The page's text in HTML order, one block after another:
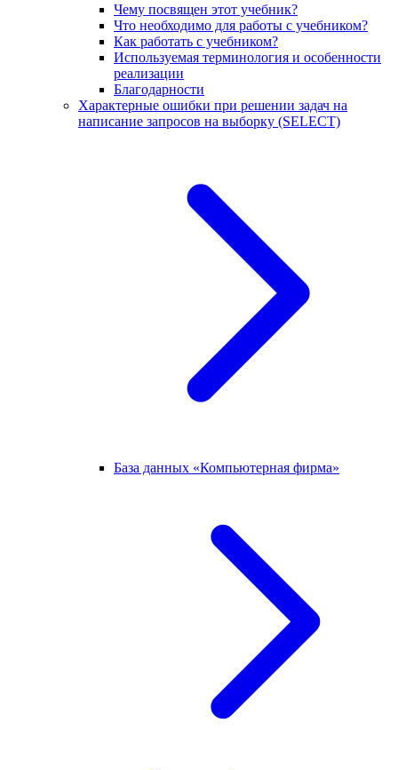
Чему посвящен этот учебник?
Что необходимо для работы с учебником?
Как работать с учебником?
Используемая терминология и особенности
реализации
Благодарности
Характерные ошибки при решении задач на
написание запросов на выборку (SELECT)
База данных «Компьютерная фирма»